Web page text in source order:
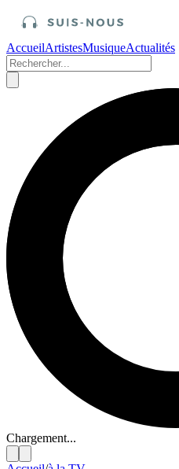
AccueilArtistesMusiqueActualités
Chargement...